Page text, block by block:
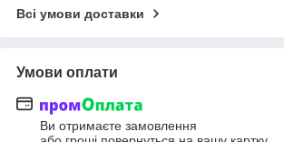
Всі умови доставки
Умови оплати
Ви отримаєте замовлення